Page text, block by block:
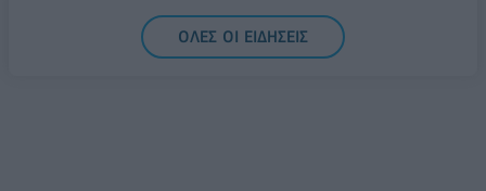
Ελληνική Αναπτυξιακή Τράπεζα: Με «προίκα» 2 δισ.
ευρώ ανοίγει δρόμο για δάνεια έως 5 δισ. σε
ΟΛΕΣ ΟΙ ΕΙΔΗΣΕΙΣ